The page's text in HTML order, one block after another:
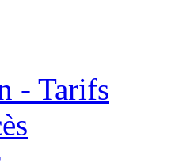
- Tarifs